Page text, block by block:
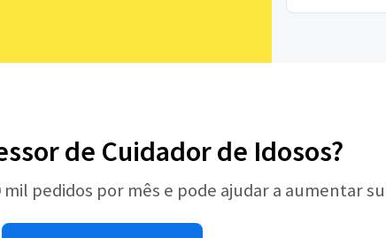
de Cuidador de Idosos?
mil pedidos por mês e pode ajudar a aumentar